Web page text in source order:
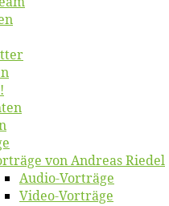
von An­dre­as Riedel
Au­dio-Vor­trä­ge
Vi­deo-Vor­trä­ge